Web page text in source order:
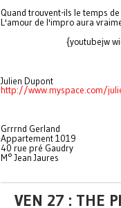
Quand trouvent-ils le temps
L'amour de l'impro aura
{youtubejw
Julien Dupont
http://www.myspace.com/
Grrrnd Gerland
Appartement 1019
40 rue pré Gaudry
M° Jean Jaures
VEN 27 : THE